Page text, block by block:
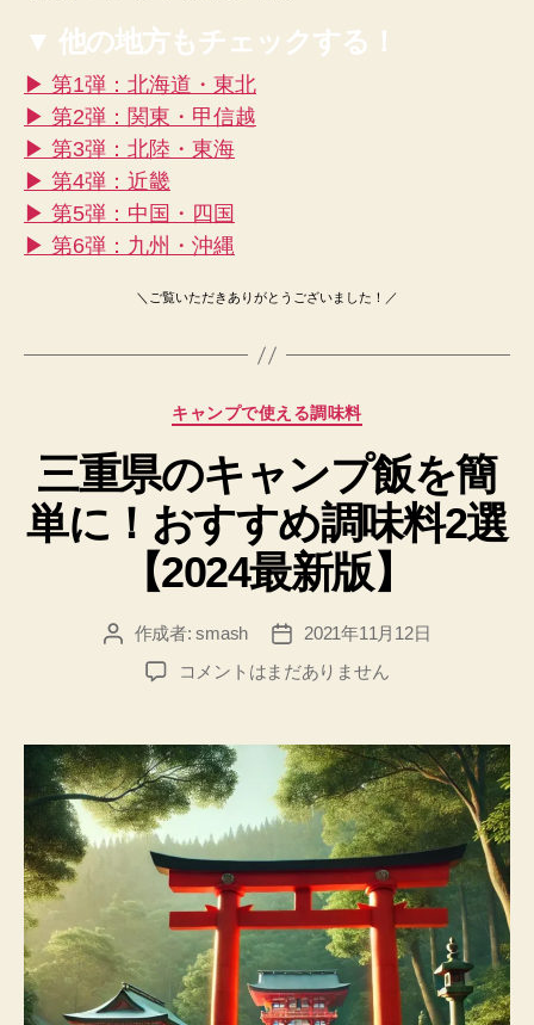
▼ 他の地方もチェックする！
▶ 第1弾：北海道・東北
▶ 第2弾：関東・甲信越
▶ 第3弾：北陸・東海
▶ 第4弾：近畿
▶ 第5弾：中国・四国
▶ 第6弾：九州・沖縄
＼ご覧いただきありがとうございました！／
カ
ゴ
リ
ー
キャンプで使える調味料
三重県のキャンプ飯を簡
単に！おすすめ調味料2選
【2024最新版】
投 作成者:smash
投
稿
日
2021年11月12日
三
の
キ
ャ
プ
飯
を
簡
単
に！
お
コメントはまだありません